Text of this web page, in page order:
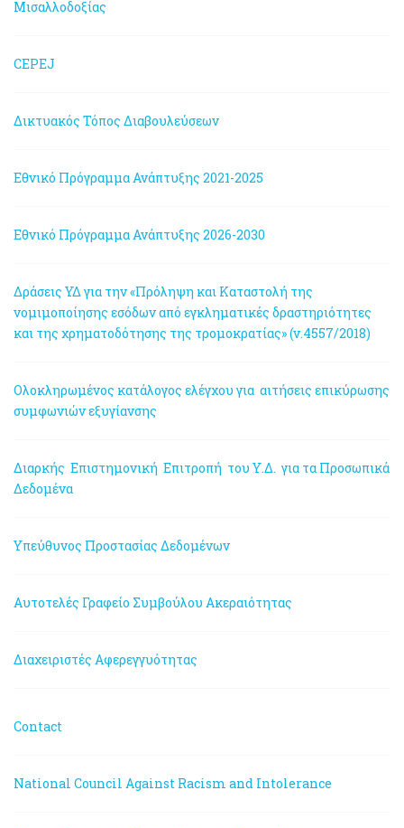
Μισαλλοδοξίας
CEPEJ
Δικτυακός Τόπος Διαβουλεύσεων
Εθνικό Πρόγραμμα Ανάπτυξης 2021-2025
Εθνικό Πρόγραμμα Ανάπτυξης 2026-2030
Δράσεις ΥΔ για την «Πρόληψη και Καταστολή της
νομιμοποίησης εσόδων από εγκληματικές δραστηριότητες
και της χρηματοδότησης της τρομοκρατίας» (ν.4557/2018)
Ολοκληρωμένος κατάλογος ελέγχου για αιτήσεις επικύρωσης
συμφωνιών εξυγίανσης
Διαρκής Επιστημονική Επιτροπή του Υ.Δ. για τα Προσωπικά
Δεδομένα
Υπεύθυνος Προστασίας Δεδομένων
Αυτοτελές Γραφείο Συμβούλου Ακεραιότητας
Διαχειριστές Αφερεγγυότητας
Contact
National Council Against Racism and Intolerance